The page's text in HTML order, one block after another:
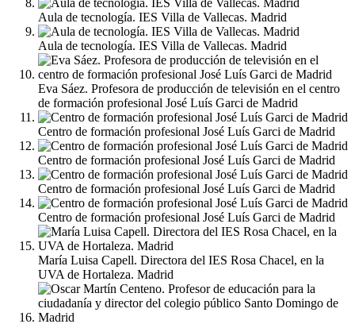
Aula de tecnología. IES Villa de Vallecas. Madrid
Aula de tecnología. IES Villa de Vallecas. Madrid
Eva Sáez. Profesora de producción de televisión en el centro
de formación profesional José Luís Garci de Madrid
Centro de formación profesional José Luís Garci de Madrid
Centro de formación profesional José Luís Garci de Madrid
Centro de formación profesional José Luís Garci de Madrid
Centro de formación profesional José Luís Garci de Madrid
María Luisa Capell. Directora del IES Rosa Chacel, en la
UVA de Hortaleza. Madrid